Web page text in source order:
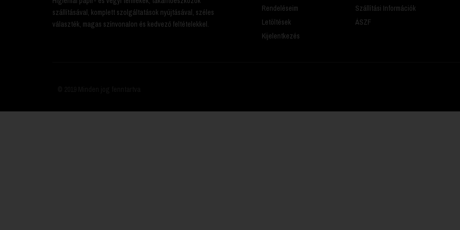
szállításával, komplett szolgáltatások nyújtásával, széles
választék, magas színvonalon és kedvező feltételekkel.
Rendeléseim
Letöltések
Kijelentkezés
Szállítási Információk
ÁSZF